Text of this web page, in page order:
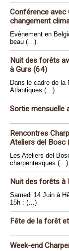
Conférence avec
changement
Evènement en
beau (…)
Nuit des forêts
à Gurs (64)
Dans le cadre de
Atlantiques (…)
Sortie mensuelle
Rencontres
Ateliers del Bosc
Les Ateliers del
charpentesques (…)
Nuit des forêts à
Samedi 14 Juin à
15h : (…)
Fête de la forêt
Week-end